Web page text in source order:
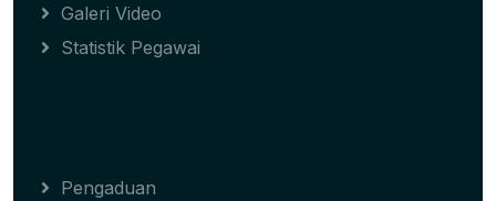
Galeri Video
Statistik Pegawai
Pengaduan